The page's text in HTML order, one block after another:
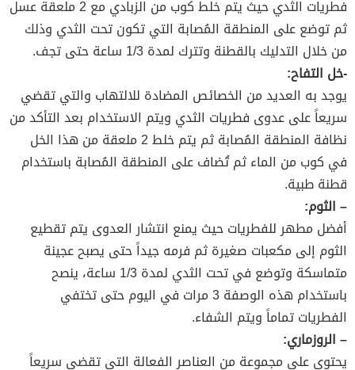
فطريات الثدي حيث يتم خلط كوب من الزبادي مع 2 ملعقة عسل
ثم توضع على المنطقة المُصابة التي تكون تحت الثدي وذلك
من خلال التدليك بالقطنة وتترك لمدة 1/3 ساعة حتى تجف.
-خل التفاح:
يوجد به العديد من الخصائص المضادة للالتهاب والتي تقضي
سريعاً على عدوى فطريات الثدي ويتم الاستخدام بعد التأكد من
نظافة المنطقة المُصابة ثم يتم خلط 2 ملعقة من هذا الخل
في كوب من الماء ثم تُضاف على المنطقة المُصابة باستخدام
قطنة طبية.
– الثوم:
أفضل مطهر للفطريات حيث يمنع انتشار العدوى يتم تقطيع
الثوم إلى مكعبات صغيرة ثم فرمه جيداً حتى يصبح عجينة
متماسكة وتوضع في تحت الثدي لمدة 1/3 ساعة، ينصح
باستخدام هذه الوصفة 3 مرات في اليوم حتى تختفي
الفطريات تماماً ويتم الشفاء.
– الروزماري:
يحتوي على مجموعة من العناصر الفعالة التي تقضي سريعاً